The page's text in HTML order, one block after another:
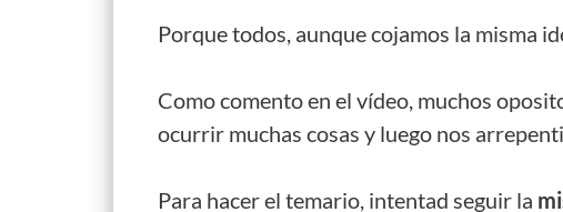
Porque todos, aunque cojamos la misma
Como comento en el vídeo, muchos
ocurrir muchas cosas y luego nos
Para hacer el temario, intentad seguir la